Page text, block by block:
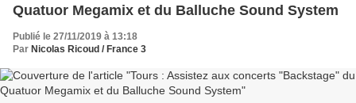
Quatuor Megamix et du Balluche Sound System
Publié le 27/11/2019 à 13:18
Par Nicolas Ricoud / France 3